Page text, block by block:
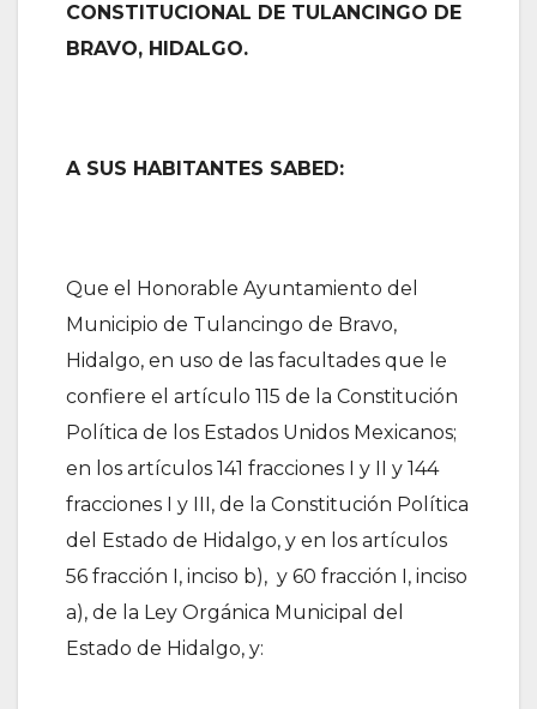
CONSTITUCIONAL DE TULANCINGO DE
BRAVO, HIDALGO.
A SUS HABITANTES SABED:
Que el Honorable Ayuntamiento del
Municipio de Tulancingo de Bravo,
Hidalgo, en uso de las facultades que le
confiere el artículo 115 de la Constitución
Política de los Estados Unidos Mexicanos;
en los artículos 141 fracciones I y II y 144
fracciones I y III, de la Constitución Política
del Estado de Hidalgo, y en los artículos
56 fracción I, inciso b), y 60 fracción I, inciso
a), de la Ley Orgánica Municipal del
Estado de Hidalgo, y: